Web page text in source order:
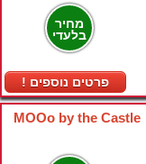
מחיר
בלעדי
! פרטים נוספים
MOOo by the Castle